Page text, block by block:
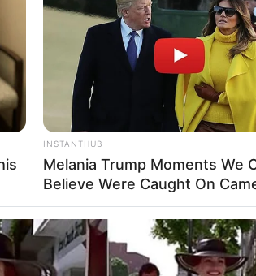
INSTANTHUB
Melania Trump Moments We
Believe Were Caught On